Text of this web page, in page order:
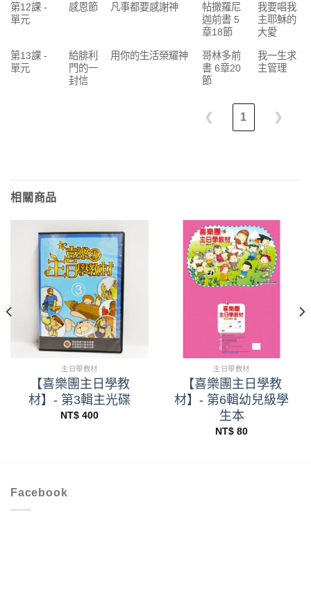
第12課 -
單元
感恩節 凡事都要感謝神
帖撒羅尼
迦前書 5
章18節
我要唱我
主耶穌的
大愛
第13課 -
單元
給腓利
門的一
封信
用你的生活榮耀神
哥林多前
書 6章20
節
我一生求
主管理
❮ 1 ❯
相關商品
主日學教材
【喜樂團主日學教
材】- 第3輯主光碟
NT$ 400
主日學教材
【喜樂團主日學教
材】- 第6輯幼兒級學
生本
NT$ 80
Facebook